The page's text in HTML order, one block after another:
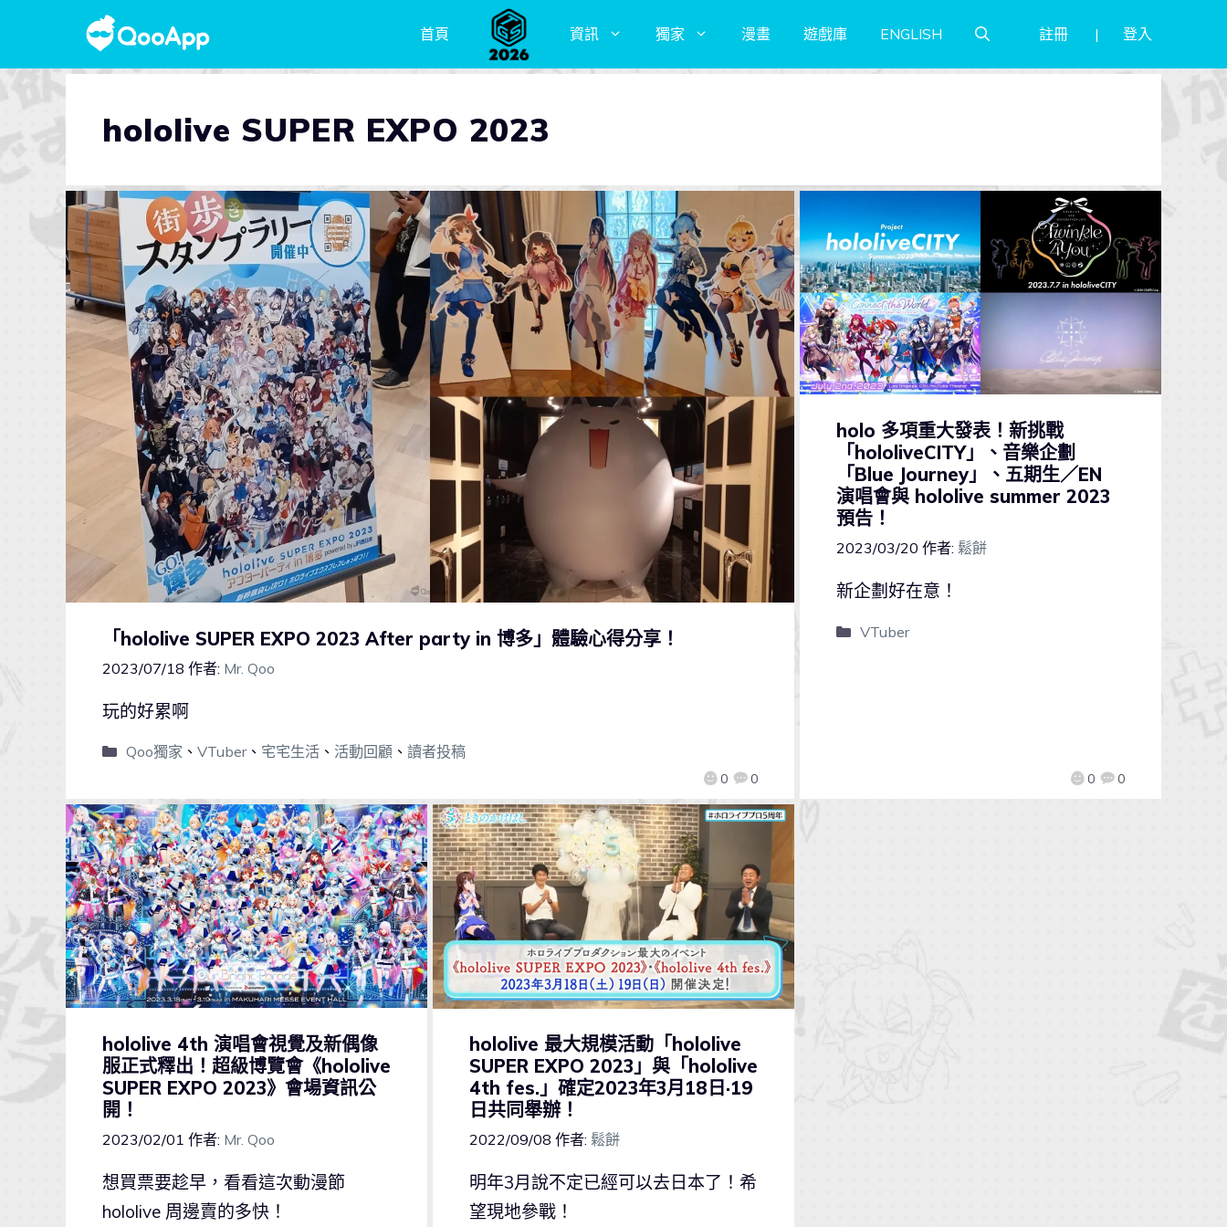
首頁 資訊 獨家 漫畫 遊戲庫 ENGLISH 註冊 登入
hololive SUPER EXPO 2023
「hololive SUPER EXPO 2023 After party in 博多」體驗心得分享！
2023/07/18 作者: Mr. Qoo
0 0
玩的好累啊
Qoo獨家 、 VTuber、 宅宅生活、 活動回顧、 讀者投稿
holo 多項重大發表！新挑戰
「hololiveCITY」、音樂企劃
「Blue Journey」、五期生／EN
演唱會與 hololive summer 2023
預告！
2023/03/20 作者: 鬆餅
0 0
新企劃好在意！
VTuber
hololive 4th 演唱會視覺及新偶像
服正式釋出！超級博覽會《hololive
SUPER EXPO 2023》會場資訊公
開！
2023/02/01 作者: Mr. Qoo
想買票要趁早，看看這次動漫節
hololive 周邊賣的多快！
hololive 最大規模活動「hololive
SUPER EXPO 2023」與「hololive
4th fes.」確定2023年3月18日·19
日共同舉辦！
2022/09/08 作者: 鬆餅
明年3月說不定已經可以去日本了！希
望現地參戰！